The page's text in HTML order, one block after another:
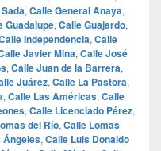
, Calle General Anaya,
Guadalupe, Calle Guajardo,
Independencia, Calle
Javier Mina, Calle José
, Calle Juan de la Barrera,
Juárez, Calle La Pastora,
, Calle Las Américas, Calle
, Calle Licenciado Pérez,
del Río, Calle Lomas
Ángeles, Calle Luis Donaldo